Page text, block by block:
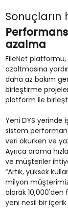
Sonuçların
azalma
FileNet
azaltmasına
daha az bakım
birleştirme
platform ile
Yeni DYS yerinde
sistem
veri okurken ve
Ayrıca arama
ve müşteriler
“Artık, yüksek
milyon
olarak
yeni nesil bir